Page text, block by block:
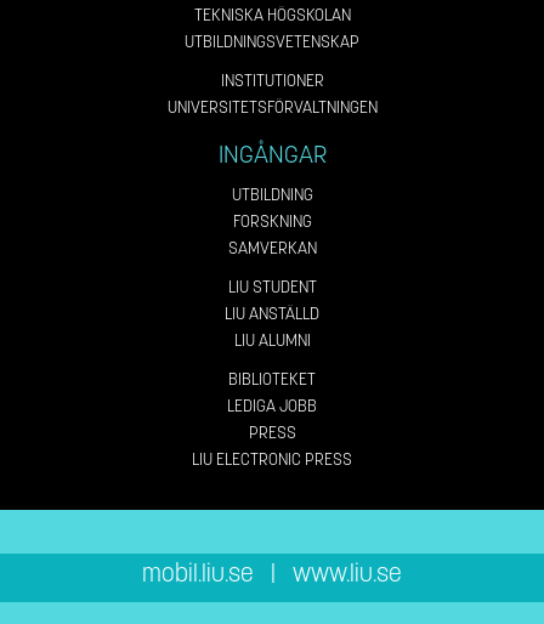
TEKNISKA HÖGSKOLAN
UTBILDNINGSVETENSKAP
INSTITUTIONER
UNIVERSITETSFÖRVALTNINGEN
INGÅNGAR
UTBILDNING
FORSKNING
SAMVERKAN
LIU STUDENT
LIU ANSTÄLLD
LIU ALUMNI
BIBLIOTEKET
LEDIGA JOBB
PRESS
LIU ELECTRONIC PRESS
mobil.liu.se www.liu.se